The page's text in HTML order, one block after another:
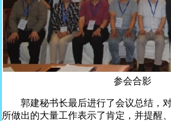
参会合影
郭建秘书长最后进行了会议总结，对
所做出的大量工作表示了肯定，并提醒